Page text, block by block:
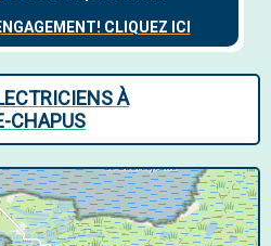
À
CHAPUS